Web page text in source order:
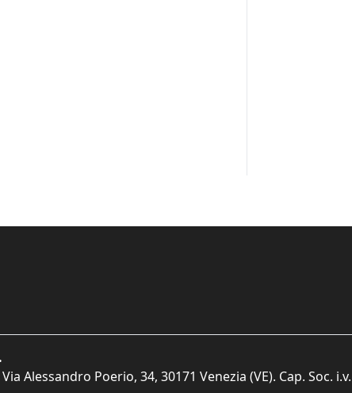
Alessandro Poerio, 34, 30171 Venezia (VE). Cap. Soc.